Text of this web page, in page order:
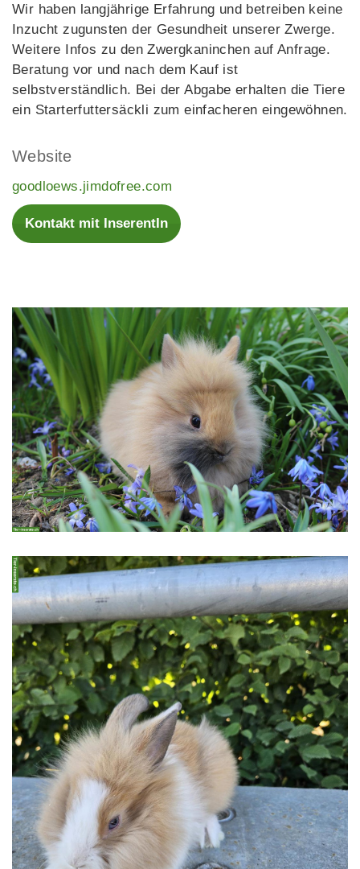
Wir haben langjährige Erfahrung und betreiben keine
Inzucht zugunsten der Gesundheit unserer Zwerge.
Weitere Infos zu den Zwergkaninchen auf Anfrage.
Beratung vor und nach dem Kauf ist
selbstverständlich. Bei der Abgabe erhalten die Tiere
ein Starterfuttersäckli zum einfacheren eingewöhnen.
Website
goodloews.jimdofree.com
Kontakt mit InserentIn